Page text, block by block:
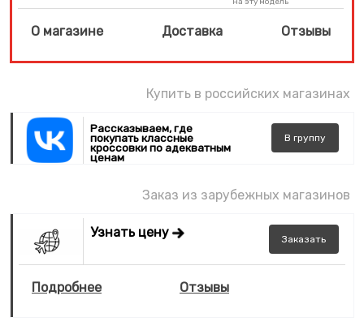
О магазине Доставка Отзывы
Купить в российских магазинах
Рассказываем, где
покупать классные
кроссовки по адекватным
ценам
В группу
Заказ из зарубежных магазинов
Узнать цену Заказать
Подробнее Отзывы